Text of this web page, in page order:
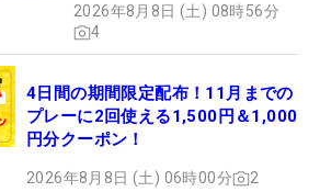
2026年8月8日 (土) 08時56分
4
4日間の期間限定配布！11月までの
プレーに2回使える1,500円＆1,000
円分クーポン！
2026年8月8日 (土) 06時00分 2